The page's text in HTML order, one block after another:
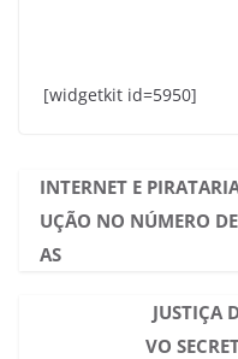
[widgetkit id=5950]
INTERNET E
UÇÃO NO NÚMERO
AS
JUSTIÇA
VO